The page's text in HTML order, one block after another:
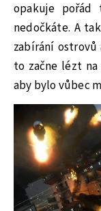
opakuje pořád
nedočkáte. A
zabírání ostrovů
to začne lézt
aby bylo vůbec